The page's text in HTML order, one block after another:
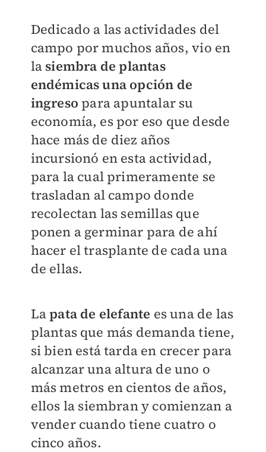
Dedicado a las actividades del
campo por muchos años, vio en
la siembra de plantas
endémicas una opción de
ingreso para apuntalar su
economía, es por eso que desde
hace más de diez años
incursionó en esta actividad,
para la cual primeramente se
trasladan al campo donde
recolectan las semillas que
ponen a germinar para de ahí
hacer el trasplante de cada una
de ellas.
Lapata de elefante es una de las
plantas que más demanda tiene,
si bien está tarda en crecer para
alcanzar una altura de uno o
más metros en cientos de años,
ellos la siembran y comienzan a
vender cuando tiene cuatro o
cinco años.